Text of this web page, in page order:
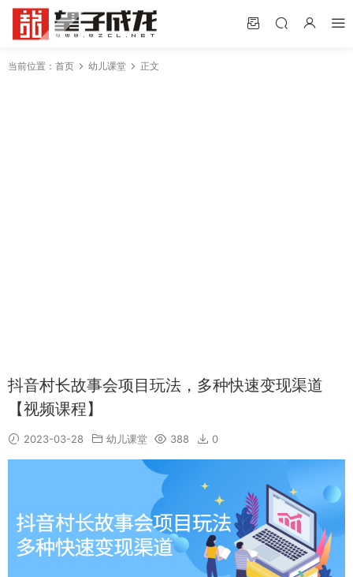
当前位置： 首页 幼儿课堂 正文
抖音村长故事会项目玩法，多种快速变现渠道
【视频课程】
2023-03-28 幼儿课堂 388 0